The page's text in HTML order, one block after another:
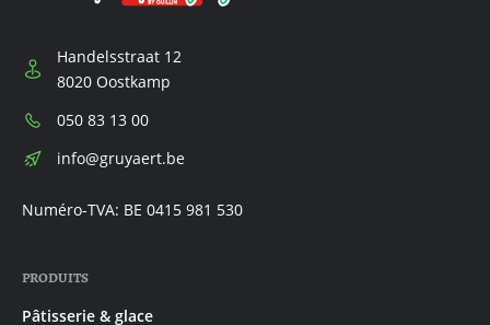
Handelsstraat 12
8020 Oostkamp
Téléphone:
050 83 13 00
E-
info@gruyaert.be
Numéro-TVA: BE 0415 981 530
PRODUITS
Pâtisserie & glace